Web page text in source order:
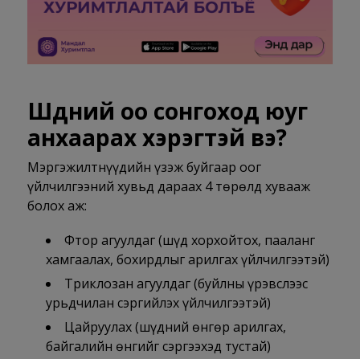
Шүдний оо сонгоход юуг
анхаарах хэрэгтэй вэ?
Мэргэжилтнүүдийн үзэж буйгаар оог
үйлчилгээний хувьд дараах 4 төрөлд хувааж
болох аж:
Фтор агуулдаг (шүд хорхойтох, пааланг
хамгаалах, бохирдлыг арилгах үйлчилгээтэй)
Триклозан агуулдаг (буйлны үрэвслээс
урьдчилан сэргийлэх үйлчилгээтэй)
Цайруулах (шүдний өнгөр арилгах,
байгалийн өнгийг сэргээхэд тустай)